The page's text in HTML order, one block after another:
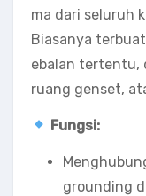
ma dari seluruh
Biasanya
ebalan tertentu,
ruang genset,
Fungsi:
grounding